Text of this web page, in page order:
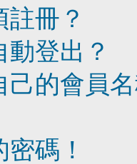
冊？
登出？
己的會員
碼！